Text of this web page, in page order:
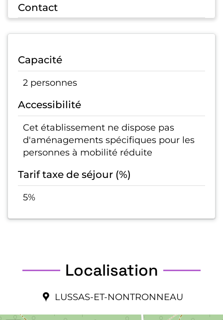
Contact
Capacité
2 personnes
Accessibilité
Cet établissement ne dispose pas
d'aménagements spécifiques pour les
personnes à mobilité réduite
Tarif taxe de séjour (%)
5%
Localisation
LUSSAS-ET-NONTRONNEAU